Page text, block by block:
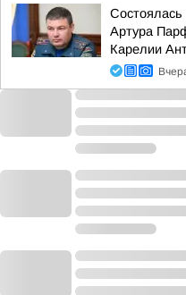
Артура
Карелии